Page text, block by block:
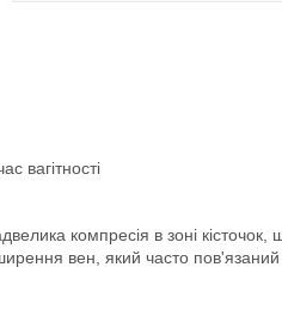
вагітності
компресія в зоні
вен, який часто пов'язаний